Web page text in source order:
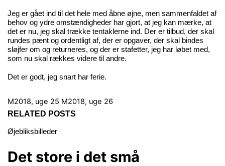
Jeg er gået ind til det hele med åbne øjne, men sammenfaldet af
behov og ydre omstændigheder har gjort, at jeg kan mærke, at
det er nu, jeg skal trække tentaklerne ind. Der er tilbud, der skal
rundes pænt og ordentligt af, der er opgaver, der skal bindes
sløjfer om og returneres, og der er stafetter, jeg har løbet med,
som nu skal rækkes videre til andre.
Det er godt, jeg snart har ferie.
M2018, uge 25 M2018, uge 26
RELATED POSTS
Øjebliksbilleder
Det store i det små